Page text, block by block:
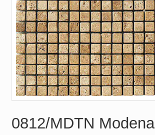
0812/MDTN Modena